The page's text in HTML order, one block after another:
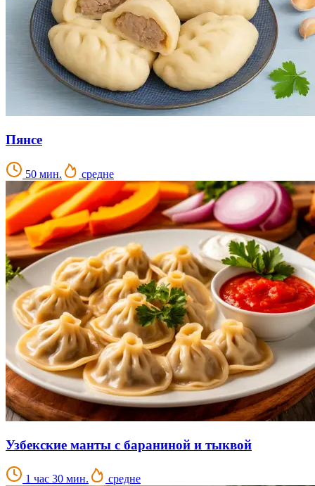
Пянсе
50 мин. средне
Узбекские манты с бараниной и тыквой
1 час 30 мин. средне